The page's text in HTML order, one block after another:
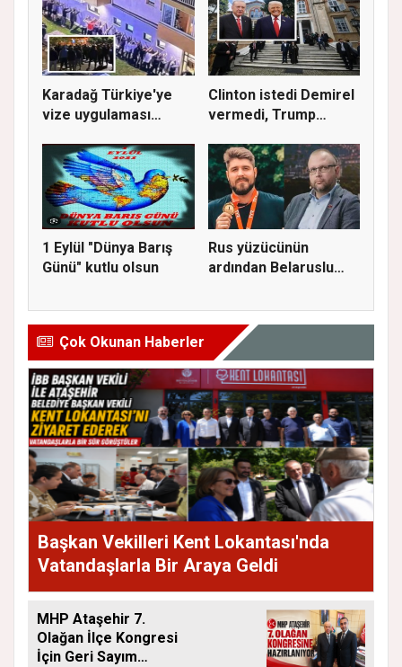
Karadağ Türkiye'ye
vize uygulaması
Clinton istedi Demirel
vermedi, Trump
1 Eylül "Dünya Barış
Günü" kutlu olsun
Rus yüzücünün
ardından Belaruslu
Çok Okunan Haberler
Başkan Vekilleri Kent Lokantası'nda
Vatandaşlarla Bir Araya Geldi
MHP Ataşehir 7.
Olağan İlçe Kongresi
İçin Geri Sayım